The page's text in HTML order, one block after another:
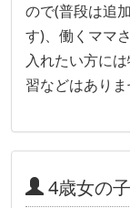
ので(普段は追
す)、働くママ
入れたい方に
習などはあり
4歳女の